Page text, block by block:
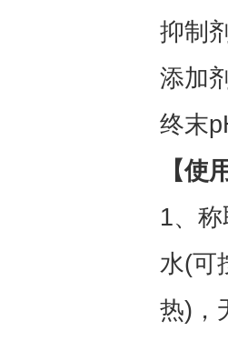
抑
添
终
【使
1、
水(可
热)，